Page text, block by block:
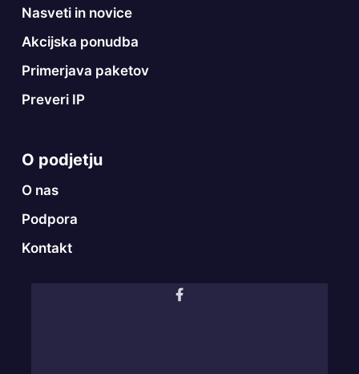
Nasveti in novice
Akcijska ponudba
Primerjava paketov
Preveri IP
O podjetju
O nas
Podpora
Kontakt